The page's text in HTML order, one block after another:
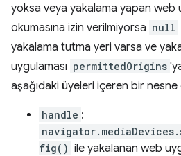
yoksa veya yakalama yapan web
okumasına izin verilmiyorsa null
yakalama tutma yeri varsa ve
uygulaması permittedOrigins
aşağıdaki üyeleri içeren bir
handle :
fig() ile yakalanan web